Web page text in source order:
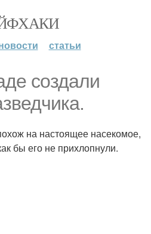
статьи
создали
на настоящее насекомое,
бы его не прихлопнули.